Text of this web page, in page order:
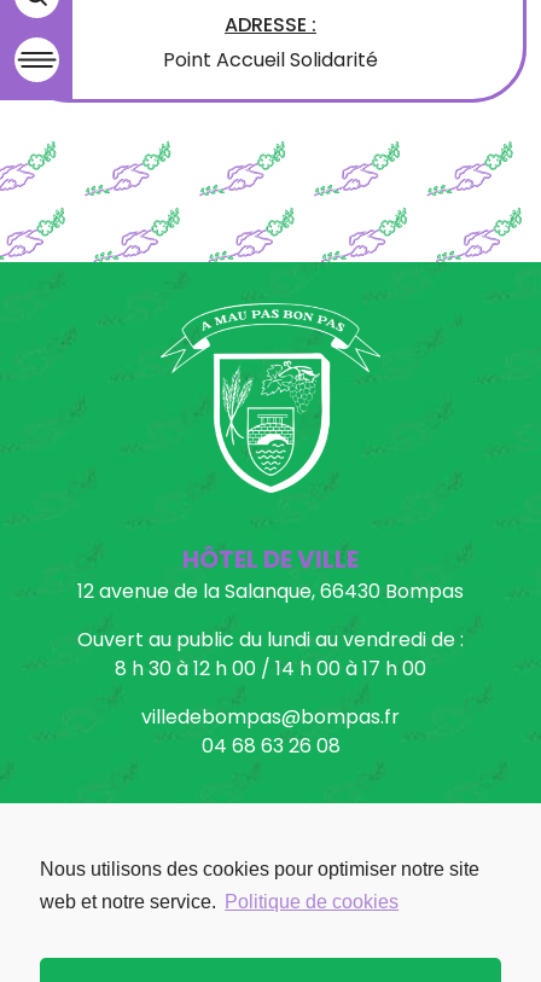
ADRESSE :
Point Accueil Solidarité
HÔTEL DE VILLE
12 avenue de la Salanque, 66430 Bompas
Ouvert au public du lundi au vendredi de :
8 h 30 à 12 h 00 / 14 h 00 à 17 h 00
villedebompas@bompas.fr
04 68 63 26 08
Facebook: Ville de Bompas
Nous utilisons des cookies pour optimiser notre site
web et notre service.
Politique de cookies